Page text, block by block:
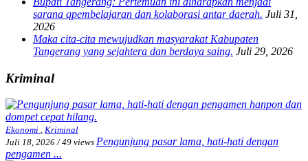
sarana qpembelajaran dan kolaborasi antar daerah. Juli 31,
2026
Maka cita-cita mewujudkan masyarakat Kabupaten
Tangerang yang sejahtera dan berdaya saing. Juli 29, 2026
Kriminal
Ekonomi , Kriminal
Juli 18, 2026 / 49 views Pengunjung pasar lama, hati-hati dengan
pengamen ...